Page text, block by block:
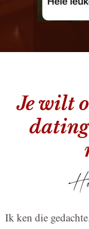
Je wilt
dating
Ik ken die